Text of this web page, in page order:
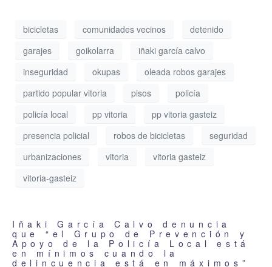
bicicletas comunidades vecinos
detenido
garajes
goikolarra
iñaki garcía calvo
inseguridad
okupas
oleada robos garajes
partido popular vitoria
pisos
policía
policía local
pp vitoria
pp vitoria gasteiz
presencia policial
robos de bicicletas
seguridad
urbanizaciones
vitoria
vitoria gasteiz
vitoria-gasteiz
Iñaki García Calvo denuncia
que “el Grupo de Prevención y
Apoyo de la Policía Local está
en mínimos cuando la
delincuencia está en máximos”